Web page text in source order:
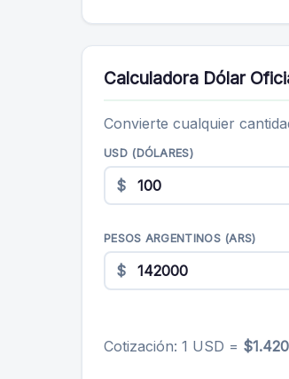
Calculadora Dólar
Convierte cualquier
USD (DÓLARES)
$
PESOS ARGENTINOS (ARS)
$
Cotización: 1 USD =